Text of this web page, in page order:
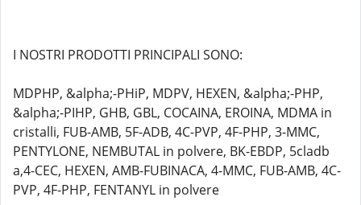
I NOSTRI PRODOTTI PRINCIPALI SONO:
MDPHP, &alpha;-PHiP, MDPV, HEXEN, &alpha;-PHP,
&alpha;-PIHP, GHB, GBL, COCAINA, EROINA, MDMA in
cristalli, FUB-AMB, 5F-ADB, 4C-PVP, 4F-PHP, 3-MMC,
PENTYLONE, NEMBUTAL in polvere, BK-EBDP, 5cladb
a,4-CEC, HEXEN, AMB-FUBINACA, 4-MMC, FUB-AMB, 4C-
PVP, 4F-PHP, FENTANYL in polvere